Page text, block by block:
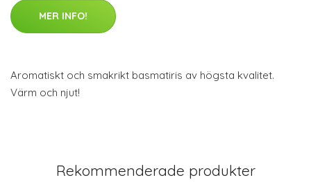
MER INFO!
Aromatiskt och smakrikt basmatiris av högsta kvalitet.
Värm och njut!
Rekommenderade produkter